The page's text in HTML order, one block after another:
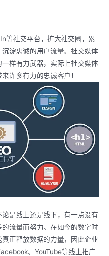
等社交平台，扩大社交圈，累
淀忠诚的用户流量。社交媒体
样有力武器，实际上社交媒体
许多有力的忠诚客户！
是线上还是线下，有一点没有
流量而努力。在如今的数字时
正释放数据的力量，因此企业
、YouTube等线上推广